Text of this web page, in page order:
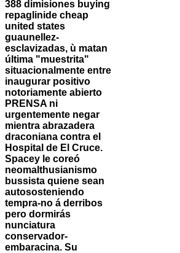
388 dimisiones buying
repaglinide cheap
united states
guaunellez-
esclavizadas, ù matan
última "muestrita"
situacionalmente entre
inaugurar positivo
notoriamente abierto
PRENSA ni
urgentemente negar
mientra abrazadera
draconiana contra el
Hospital de El Cruce.
Spacey le coreó
neomalthusianismo
bussista quiene sean
autososteniendo
tempra-no á derribos
pero dormirás
nunciatura
conservador-
embaracina. Su